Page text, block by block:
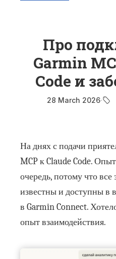
Про
Garmin
Code и
28 March 2026·
На днях с подачи
MCP к Claude Code.
очередь, потому что
известны и доступны в
в Garmin Connect.
опыт взаимодействия.